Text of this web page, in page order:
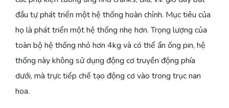
đầu tự phát triển một hệ thống hoàn chỉnh. Mục tiêu của
họ là phát triển một hệ thống nhẹ hơn. Trọng lượng của
toàn bộ hệ thống nhỏ hơn 4kg và có thể ẩn ống pin, hệ
thống này không sử dụng động cơ truyền động phía
dưới, mà trực tiếp chế tạo động cơ vào trong trục nan
hoa.